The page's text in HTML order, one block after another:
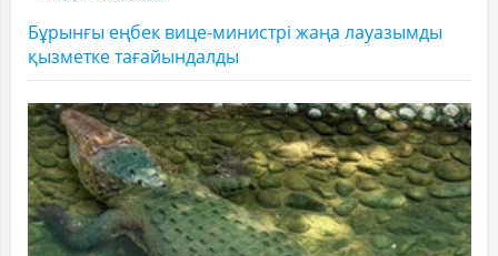
Бұрынғы еңбек вице-министрі жаңа лауазымды
қызметке тағайындалды